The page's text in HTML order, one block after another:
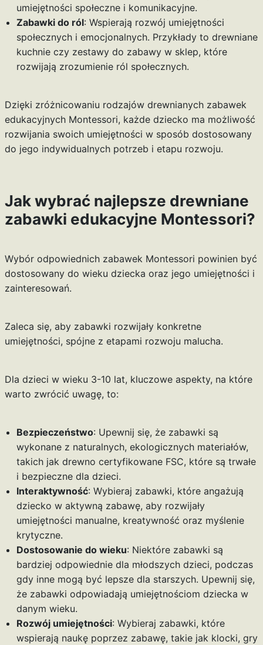
umiejętności społeczne i komunikacyjne.
Zabawki do ról: Wspierają rozwój umiejętności
społecznych i emocjonalnych. Przykłady to drewniane
kuchnie czy zestawy do zabawy w sklep, które
rozwijają zrozumienie ról społecznych.
Dzięki zróżnicowaniu rodzajów drewnianych zabawek
edukacyjnych Montessori, każde dziecko ma możliwość
rozwijania swoich umiejętności w sposób dostosowany
do jego indywidualnych potrzeb i etapu rozwoju.
Jak wybrać najlepsze drewniane
zabawki edukacyjne Montessori?
Wybór odpowiednich zabawek Montessori powinien być
dostosowany do wieku dziecka oraz jego umiejętności i
zainteresowań.
Zaleca się, aby zabawki rozwijały konkretne
umiejętności, spójne z etapami rozwoju malucha.
Dla dzieci w wieku 3-10 lat, kluczowe aspekty, na które
warto zwrócić uwagę, to:
Bezpieczeństwo: Upewnij się, że zabawki są
wykonane z naturalnych, ekologicznych materiałów,
takich jak drewno certyfikowane FSC, które są trwałe
i bezpieczne dla dzieci.
Interaktywność: Wybieraj zabawki, które angażują
dziecko w aktywną zabawę, aby rozwijały
umiejętności manualne, kreatywność oraz myślenie
krytyczne.
Dostosowanie do wieku: Niektóre zabawki są
bardziej odpowiednie dla młodszych dzieci, podczas
gdy inne mogą być lepsze dla starszych. Upewnij się,
że zabawki odpowiadają umiejętnościom dziecka w
danym wieku.
Rozwój umiejętności: Wybieraj zabawki, które
wspierają naukę poprzez zabawę, takie jak klocki, gry